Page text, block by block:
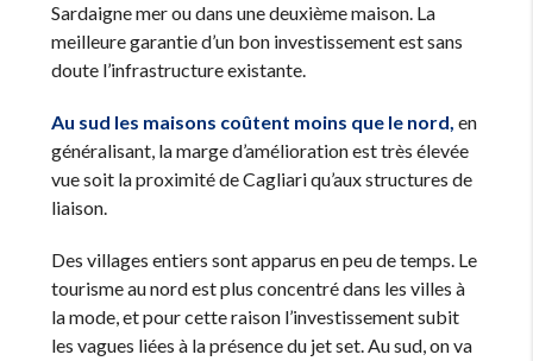
Sardaigne mer ou dans une deuxième maison. La
meilleure garantie d’un bon investissement est sans
doute l’infrastructure existante.
Au sud les maisons coûtent moins que le nord, en
généralisant, la marge d’amélioration est très élevée
vue soit la proximité de Cagliari qu’aux structures de
liaison.
Des villages entiers sont apparus en peu de temps. Le
tourisme au nord est plus concentré dans les villes à
la mode, et pour cette raison l’investissement subit
les vagues liées à la présence du jet set. Au sud, on va